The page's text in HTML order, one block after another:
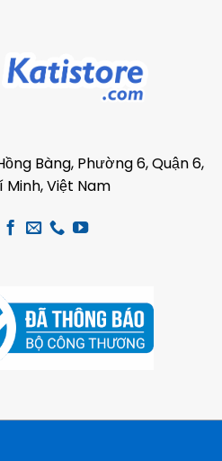
Bàng, Phường 6, Quận 6,
Minh, Việt Nam